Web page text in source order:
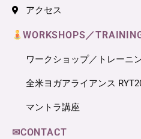
アクセス
WORKSHOPS／
ワークショップ／トレーニ
全米ヨガアライアンス
マントラ講座
✉CONTACT